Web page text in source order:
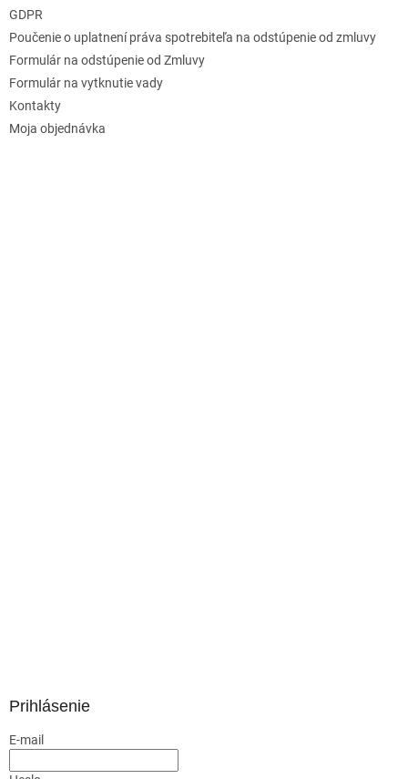
GDPR
Poučenie o uplatnení práva spotrebiteľa na odstúpenie od zmluvy
Formulár na odstúpenie od Zmluvy
Formulár na vytknutie vady
Kontakty
Moja objednávka
Prihlásenie
E-mail